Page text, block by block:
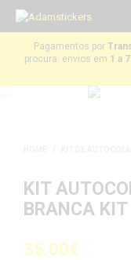
Pagamentos por
procura: envios em 1 a
KIT
BRANCA
35.00€